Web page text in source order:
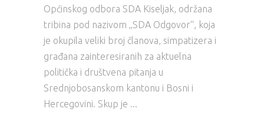
Općinskog odbora SDA Kiseljak, održana
tribina pod nazivom „SDA Odgovor“, koja
je okupila veliki broj članova, simpatizera i
građana zainteresiranih za aktuelna
politička i društvena pitanja u
Srednjobosanskom kantonu i Bosni i
Hercegovini. Skup je